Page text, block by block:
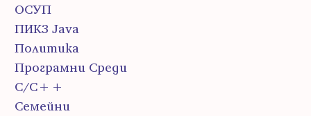
ОСУП
ПИК3 Java
Политика
Програмни Среди
С/С++
Семейни